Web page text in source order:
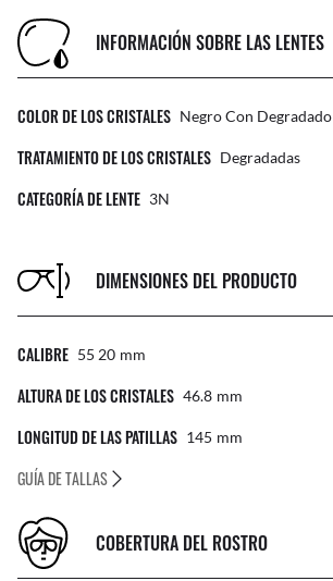
INFORMACIÓN SOBRE LAS LENTES
COLOR DE LOS CRISTALES Negro Con
TRATAMIENTO DE LOS CRISTALES Degradadas
CATEGORÍA DE LENTE 3N
DIMENSIONES DEL PRODUCTO
CALIBRE 55 20 Mm
ALTURA DE LOS CRISTALES 46.8 Mm
LONGITUD DE LAS PATILLAS 145 Mm
GUÍA DE TALLAS
COBERTURA DEL ROSTRO